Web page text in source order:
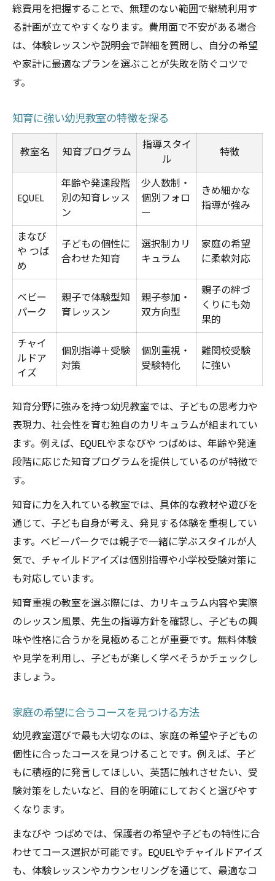
総費用を把握することで、無理のない範囲で継続利用す
る計画が立てやすくなります。費用面で不安がある場合
は、体験レッスンや説明会で詳細を質問し、自分の希望
や家計に最適なプランを選ぶことが失敗を防ぐコツで
す。
知育に強い幼児教室の特徴を探る
教室名 知育プログラム
指導スタイ
ル
特徴
EQUEL
年齢や発達段階
別の知育レッス
ン
少人数制・
個別フォロ
ー
きめ細かな
指導が強み
まなび
や つば
め
子どもの個性に
合わせた知育
選択制カリ
キュラム
家庭の希望
に柔軟対応
ベビー
パーク
親子で体験型知
育レッスン
親子参加・
双方向型
親子の絆づ
くりにも効
果的
チャイ
ルドア
イズ
個別指導＋受験
対策
個別重視・
受験特化
難関校受験
に強い
知育分野に強みを持つ幼児教室では、子どもの思考力や
表現力、社会性を育む独自のカリキュラムが組まれてい
ます。例えば、EQUELやまなびや つばめは、年齢や発達
段階に応じた知育プログラムを提供しているのが特徴で
す。
知育に力を入れている教室では、具体的な教材や遊びを
通じて、子ども自身が考え、発見する体験を重視してい
ます。ベビーパークでは親子で一緒に学ぶスタイルが人
気で、チャイルドアイズは個別指導や小学校受験対策に
も対応しています。
知育重視の教室を選ぶ際には、カリキュラム内容や実際
のレッスン風景、先生の指導方針を確認し、子どもの興
味や性格に合うかを見極めることが重要です。無料体験
や見学を利用し、子どもが楽しく学べそうかチェックし
ましょう。
家庭の希望に合うコースを見つける方法
幼児教室選びで最も大切なのは、家庭の希望や子どもの
個性に合ったコースを見つけることです。例えば、子ど
もに積極的に発言してほしい、英語に触れさせたい、受
験対策をしたいなど、目的を明確にしておくと選びやす
くなります。
まなびや つばめでは、保護者の希望や子どもの特性に合
わせてコース選択が可能です。EQUELやチャイルドアイズ
も、体験レッスンやカウンセリングを通じて、最適なコ